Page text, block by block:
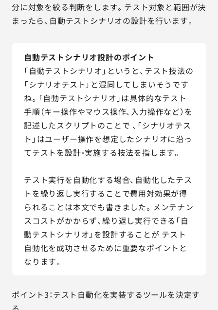
分に対象を絞る判断をします。テスト対象と範囲が決
まったら、自動テストシナリオの設計を行います。
自動テストシナリオ設計のポイント
「自動テストシナリオ」というと、テスト技法の
「シナリオテスト」と混同してしまいそうです
ね。「自動テストシナリオ」は具体的なテスト
手順（キー操作やマウス操作、入力操作など）を
記述したスクリプトのことで 、「シナリオテス
ト」はユーザー操作を想定したシナリオに沿っ
てテストを設計・実施する技法を指します。
テスト実行を自動化する場合、自動化したテス
トを繰り返し実行することで費用対効果が得
られることは本文でも書きました。メンテナン
スコストがかからず、繰り返し実行できる「自
動テストシナリオ」を設計することが テスト
自動化を成功させるために重要なポイントと
なります。
ポイント3：テスト自動化を実装するツールを決定す